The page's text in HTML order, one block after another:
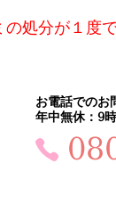
処分が１度
お電話でのお
年中無休：9